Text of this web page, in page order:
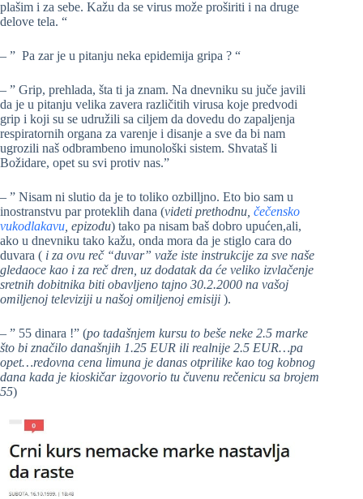
plašim i za sebe. Kažu da se virus može proširiti i na druge
delove tela. “
– ” Pa zar je u pitanju neka epidemija gripa ? “
– ” Grip, prehlada, šta ti ja znam. Na dnevniku su juče javili
da je u pitanju velika zavera različitih virusa koje predvodi
grip i koji su se udružili sa ciljem da dovedu do zapaljenja
respiratornih organa za varenje i disanje a sve da bi nam
ugrozili naš odbrambeno imunološki sistem. Shvataš li
Božidare, opet su svi protiv nas.”
– ” Nisam ni slutio da je to toliko ozbilljno. Eto bio sam u
inostranstvu par proteklih dana (videti prethodnu, čečensko
vukodlakavu , epizodu) tako pa nisam baš dobro upućen,ali,
ako u dnevniku tako kažu, onda mora da je stiglo cara do
duvara ( i za ovu reč “duvar” važe iste instrukcije za sve naše
gledaoce kao i za reč dren, uz dodatak da će veliko izvlačenje
sretnih dobitnika biti obavljeno tajno 30.2.2000 na vašoj
omiljenoj televiziji u našoj omiljenoj emisiji ).
– ” 55 dinara !” (po tadašnjem kursu to beše neke 2.5 marke
što bi značilo današnjih 1.25 EUR ili realnije 2.5 EUR…pa
opet…redovna cena limuna je danas otprilike kao tog kobnog
dana kada je kioskičar izgovorio tu čuvenu rečenicu sa brojem
55)